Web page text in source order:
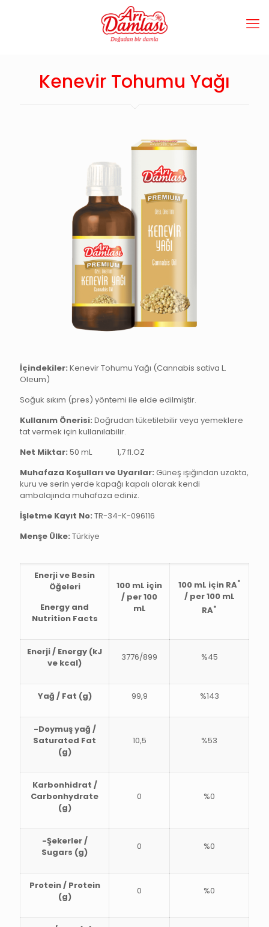
Kenevir Tohumu Yağı
İçindekiler: Kenevir Tohumu Yağı (Cannabis sativa L.
Oleum)
Soğuk sıkım (pres) yöntemi ile elde edilmiştir.
Kullanım Önerisi: Doğrudan tüketilebilir veya yemeklere
tat vermek için kullanılabilir.
Net Miktar: 50 mL
1,7 fl.OZ
Muhafaza Koşulları ve Uyarılar: Güneş ışığından uzakta,
kuru ve serin yerde kapağı kapalı olarak kendi
ambalajında muhafaza ediniz.
İşletme Kayıt No: TR-34-K-096116
Menşe Ülke: Türkiye
Enerji ve Besin
Öğeleri
Energy and
Nutrition Facts
100 mL için
/ per 100
mL
100 mL için RA*
/ per 100 mL
RA*
Enerji / Energy (kJ
ve kcal)
3776/899 %45
Yağ / Fat (g) 99,9 %143
-Doymuş yağ /
Saturated Fat
(g)
10,5 %53
Karbonhidrat /
Carbonhydrate
(g)
0 %0
-Şekerler /
Sugars (g)
0 %0
Protein / Protein
(g)
0 %0